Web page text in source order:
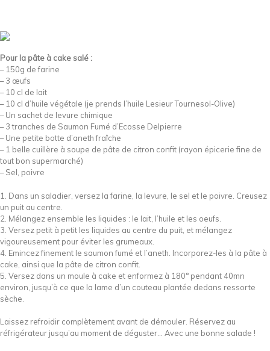
Pour la pâte à cake salé :
– 150g de farine
– 3 œufs
– 10 cl de lait
– 10 cl d’huile végétale (je prends l’huile Lesieur Tournesol-Olive)
– Un sachet de levure chimique
– 3 tranches de Saumon Fumé d’Ecosse Delpierre
– Une petite botte d’aneth fraîche
– 1 belle cuillère à soupe de pâte de citron confit (rayon épicerie fine de
tout bon supermarché)
– Sel, poivre
1. Dans un saladier, versez la farine, la levure, le sel et le poivre. Creusez
un puit au centre.
2. Mélangez ensemble les liquides : le lait, l’huile et les oeufs.
3. Versez petit à petit les liquides au centre du puit, et mélangez
vigoureusement pour éviter les grumeaux.
4. Emincez finement le saumon fumé et l’aneth. Incorporez-les à la pâte à
cake, ainsi que la pâte de citron confit.
5. Versez dans un moule à cake et enformez à 180° pendant 40mn
environ, jusqu’à ce que la lame d’un couteau plantée dedans ressorte
sèche.
Laissez refroidir complètement avant de démouler. Réservez au
réfrigérateur jusqu’au moment de déguster… Avec une bonne salade !